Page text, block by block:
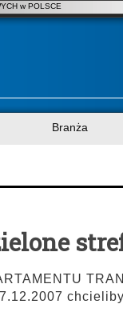
w POLSCE
Branża